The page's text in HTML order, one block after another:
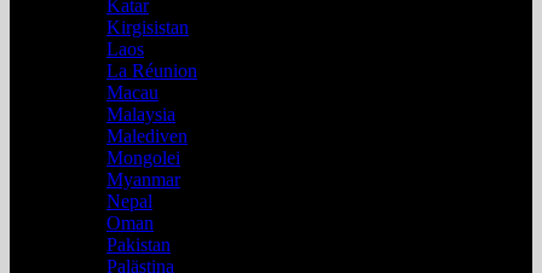
Katar
Kirgisistan
Laos
La Réunion
Macau
Malaysia
Malediven
Mongolei
Myanmar
Nepal
Oman
Pakistan
Palästina